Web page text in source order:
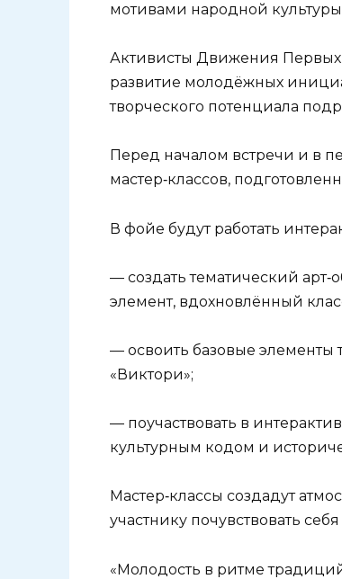
мотивами народной
Активисты Движения Первых
развитие молодёжных
творческого потенциала
Перед началом встречи и в
мастер‑классов,
В фойе будут работать
— создать тематический
элемент, вдохновлённый
— освоить базовые элементы
«Виктори»;
— поучаствовать в
культурным кодом и
Мастер‑классы создадут
участнику почувствовать
«Молодость в ритме